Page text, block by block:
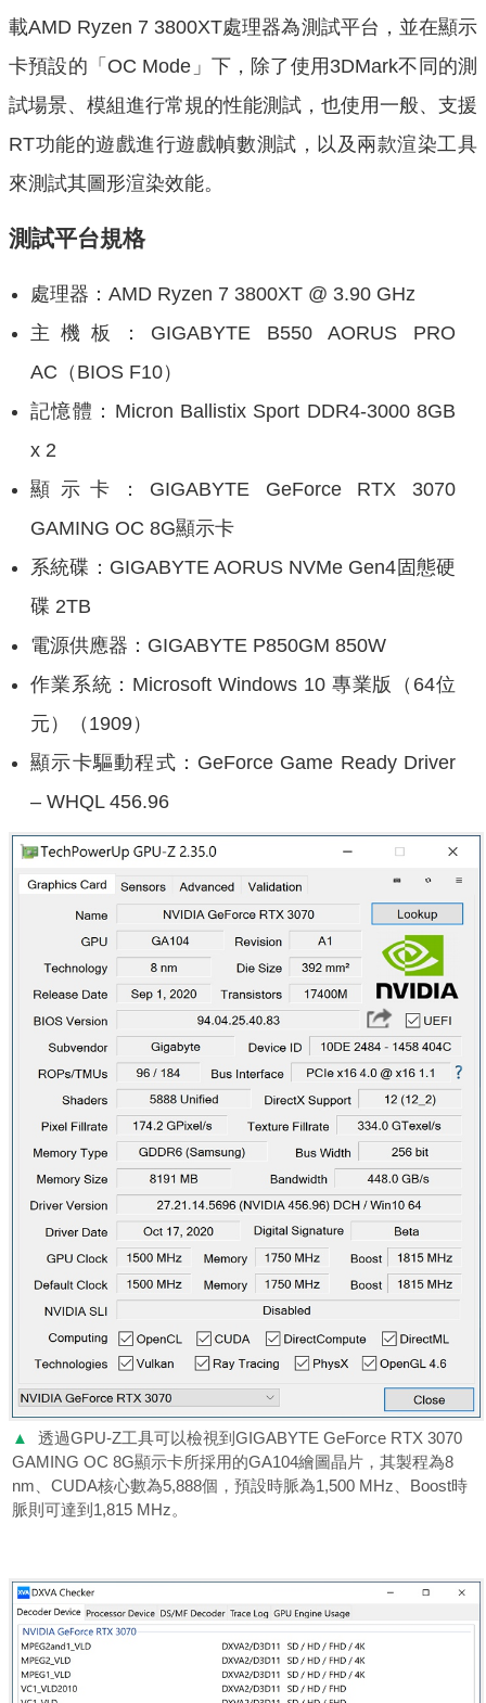
載AMD Ryzen 7 3800XT處理器為測試平台，並在顯示
卡預設的「OC Mode」下，除了使用3DMark不同的測
試場景、模組進行常規的性能測試，也使用一般、支援
RT功能的遊戲進行遊戲幀數測試，以及兩款渲染工具
來測試其圖形渲染效能。
測試平台規格
處理器：AMD Ryzen 7 3800XT @ 3.90 GHz
主機板：GIGABYTE B550 AORUS PRO
AC（BIOS F10）
記憶體：Micron Ballistix Sport DDR4-3000 8GB
x 2
顯示卡：GIGABYTE GeForce RTX 3070
GAMING OC 8G顯示卡
系統碟：GIGABYTE AORUS NVMe Gen4固態硬
碟 2TB
電源供應器：GIGABYTE P850GM 850W
作業系統：Microsoft Windows 10 專業版（64位
元）（1909）
顯示卡驅動程式：GeForce Game Ready Driver
– WHQL 456.96
▲
透過GPU-Z工具可以檢視到GIGABYTE GeForce RTX 3070
GAMING OC 8G顯示卡所採用的GA104繪圖晶片，其製程為8
nm、CUDA核心數為5,888個，預設時脈為1,500 MHz、Boost時
脈則可達到1,815 MHz。